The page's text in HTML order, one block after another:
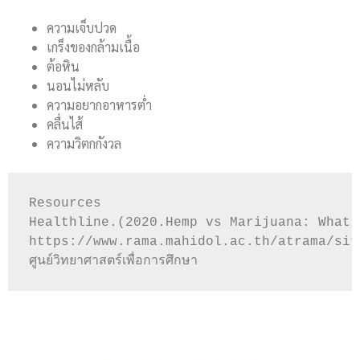
ความเจ็บปวด
เกร็งของกล้ามเนื้อ
ต้อหิน
นอนไม่หลับ
ความอยากอาหารต่ำ
คลื่นไส้
ความวิตกกังวล
Resources
Healthline.(2020.Hemp vs Marijuana:
https://www.rama.mahidol.ac.th/atrama/
ศูนย์วิทยาศาสตร์เพื่อการศึกษา